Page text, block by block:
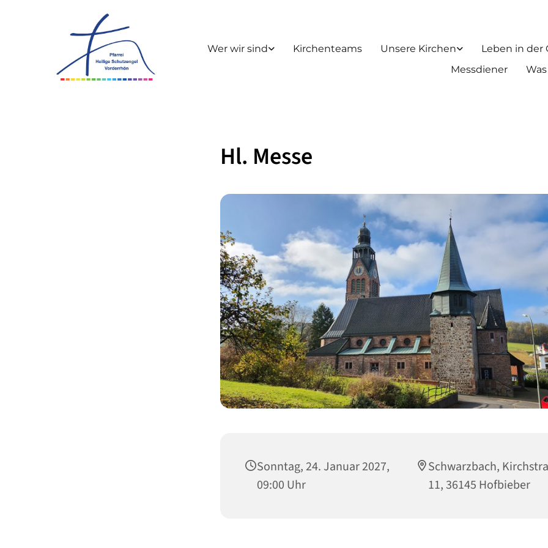
Wer wir sind Kirchenteams Unsere Kirchen
Leben in der
Messdiener
Hl. Messe
Sonntag, 24. Januar 2027,
09:00 Uhr
Schwarzbach,
11, 36145 Hofbieber